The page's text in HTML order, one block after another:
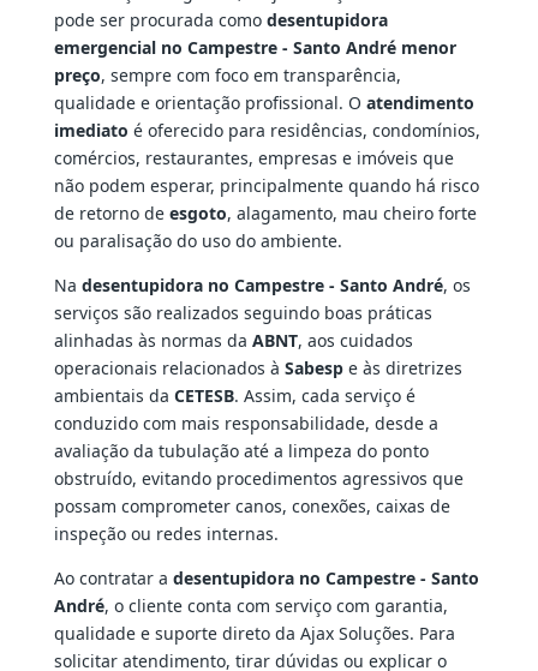
pode ser procurada como desentupidora
emergencial no Campestre - Santo André menor
preço, sempre com foco em transparência,
qualidade e orientação profissional. O atendimento
imediato é oferecido para residências, condomínios,
comércios, restaurantes, empresas e imóveis que
não podem esperar, principalmente quando há risco
de retorno de esgoto, alagamento, mau cheiro forte
ou paralisação do uso do ambiente.
Na desentupidora no Campestre - Santo André, os
serviços são realizados seguindo boas práticas
alinhadas às normas da ABNT, aos cuidados
operacionais relacionados à Sabespe às diretrizes
ambientais da CETESB. Assim, cada serviço é
conduzido com mais responsabilidade, desde a
avaliação da tubulação até a limpeza do ponto
obstruído, evitando procedimentos agressivos que
possam comprometer canos, conexões, caixas de
inspeção ou redes internas.
Ao contratar a desentupidora no Campestre - Santo
André, o cliente conta com serviço com garantia,
qualidade e suporte direto da Ajax Soluções. Para
solicitar atendimento, tirar dúvidas ou explicar o